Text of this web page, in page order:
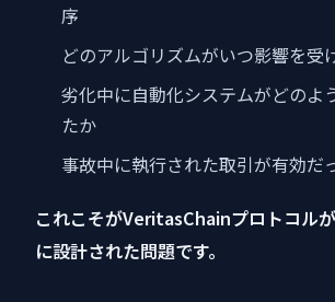
序
どのアルゴリズムがいつ影響を受
劣化中に自動化システムがどのよ
たか
事故中に執行された取引が有効だ
これこそがVeritasChainプロトコル
に設計された問題です。